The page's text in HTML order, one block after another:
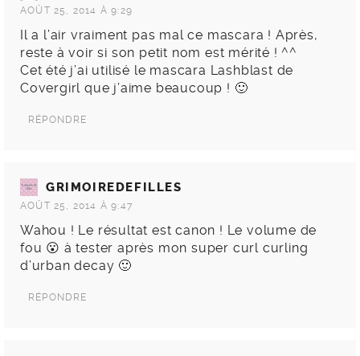
AOÛT 25, 2014 À 9:29
Il a l’air vraiment pas mal ce mascara ! Après,
reste à voir si son petit nom est mérité ! ^^
Cet été j’ai utilisé le mascara Lashblast de
Covergirl que j’aime beaucoup ! 🙂
RÉPONDRE
GRIMOIREDEFILLES
AOÛT 25, 2014 À 9:47
Wahou ! Le résultat est canon ! Le volume de
fou 😮 à tester après mon super curl curling
d’urban decay 🙂
RÉPONDRE